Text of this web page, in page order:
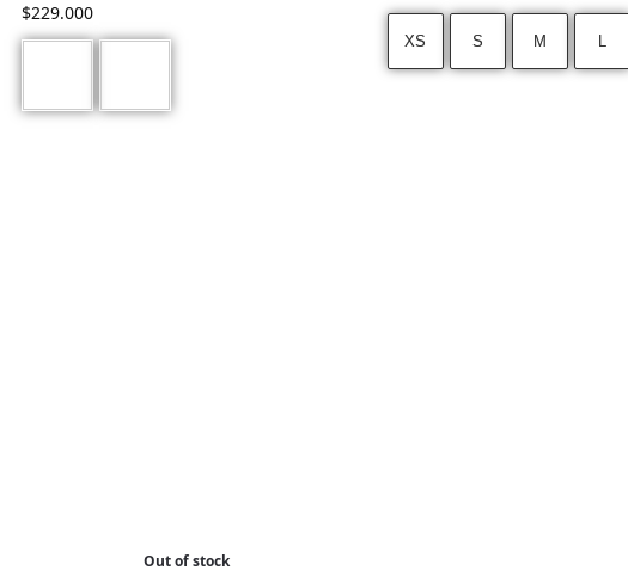
$229.000
XS S M L
Out of stock